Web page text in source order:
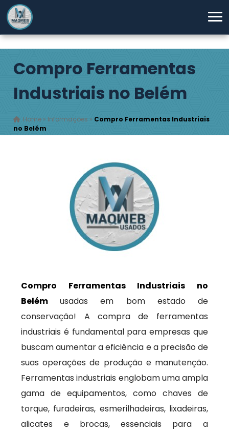
Compro Ferramentas
Industriais no Belém
Home » Informações » Compro Ferramentas Industriais
no Belém
Compro Ferramentas Industriais no
Belémusadas em bom estado de
conservação! A compra de ferramentas
industriais é fundamental para empresas que
buscam aumentar a eficiência e a precisão de
suas operações de produção e manutenção.
Ferramentas industriais englobam uma ampla
gama de equipamentos, como chaves de
torque, furadeiras, esmerilhadeiras, lixadeiras,
alicates e brocas, essenciais para a